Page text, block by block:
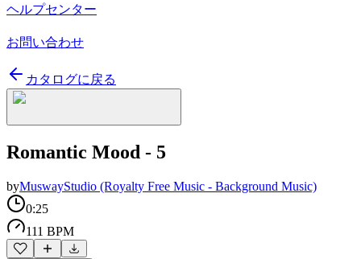
ヘルプセンター
お問い合わせ
カタログに戻る
Romantic Mood - 5
byMuswayStudio (Royalty Free Music - Background Music)
0:25
111 BPM